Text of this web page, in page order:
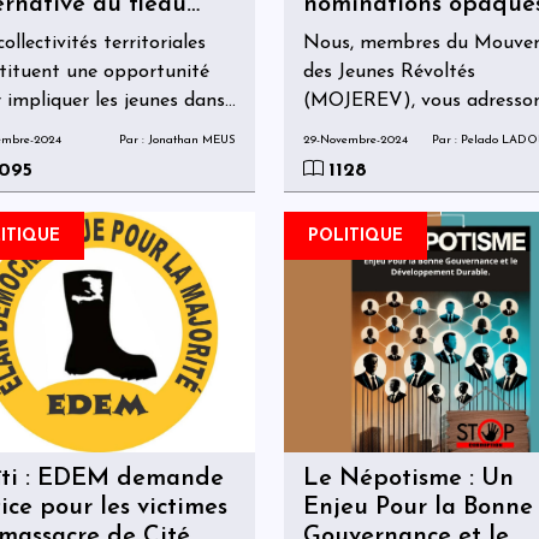
au fléau
intense et
territoriales
une opportunité
impliquer les jeunes dans
2024 Par : Jonathan MEUS
nominations
réclame la
Nous, membres du
des Jeunes Révoltés
(MOJEREV), vous
notre profonde
face aux manœuvres
orchestrées par certains
politiciens locaux visant à
faire désigner comme
intérimaires pour la
de Marigot. Ces individus
utilisent des canaux
douteux pour faire parvenir
leurs noms à la table des
négociations du CPT, au
des aspirations et des
réels des forces vives de
Marigot.
29-Novembre-2024 Par : Pelado
1128
: EDEM demande
pour les victimes
POLITIQUE
Le Népotisme : Un
Enjeu Pour la Bonne